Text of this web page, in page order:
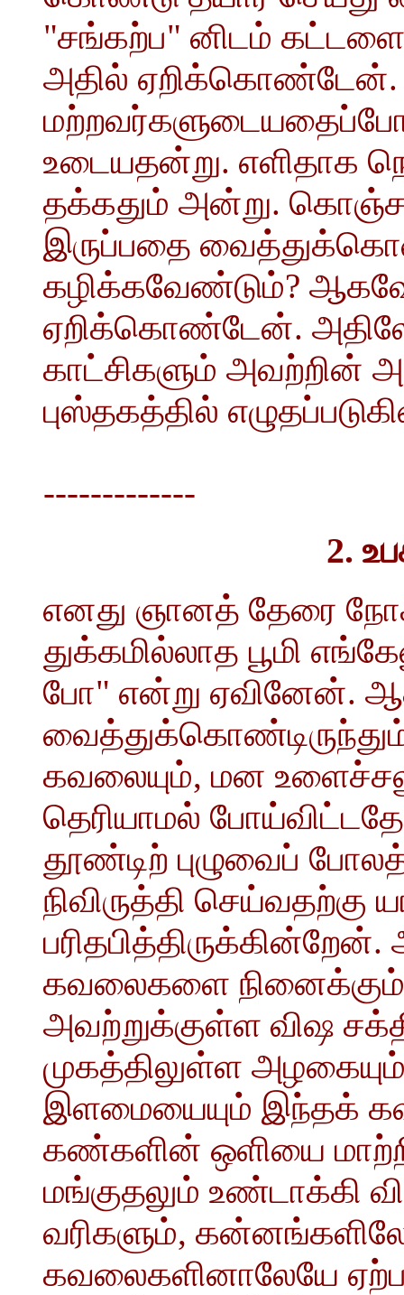
"சங்கற்ப" னிடம்
அதில்
உடையதன்று. எளிதாக
தக்கதும் அன்று.
இருப்பதை
கழிக்கவேண்டும்?
ஏறிக்கொண்டேன்.
காட்சிகளும் அவற்றின்
புஸ்தகத்தில்
-------------
2.
எனது ஞானத் தேரை
துக்கமில்லாத பூமி
போ" என்று ஏவினேன்.
கவலையும், மன
தெரியாமல்
தூண்டிற் புழுவைப்
நிவிருத்தி செய்வதற்கு
கவலைகளை
அவற்றுக்குள்ள விஷ
முகத்திலுள்ள
இளமையையும் இந்தக்
கண்களின் ஒளியை
மங்குதலும் உண்டாக்கி
வரிகளும்,
கவலைகளினாலேயே